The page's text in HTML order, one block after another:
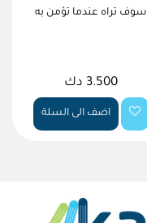
سوف تراه عندما تؤمن به
3.500 دك
اضف الى السلة